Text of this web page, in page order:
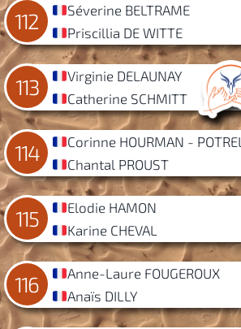
112
Séverine BELTRAME
Priscillia DE WITTE
113
Virginie DELAUNAY
Catherine SCHMITT
114
Corinne HOURMAN - POTREL
Chantal PROUST
115
Elodie HAMON
Karine CHEVAL
116
Anne-Laure FOUGEROUX
Anaïs DILLY